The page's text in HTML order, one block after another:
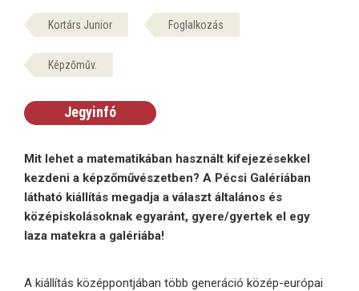
Kortárs Junior Foglalkozás
Képzőműv.
Jegyinfó
Mit lehet a matematikában használt kifejezésekkel
kezdeni a képzőművészetben? A Pécsi Galériában
látható kiállítás megadja a választ általános és
középiskolásoknak egyaránt, gyere/gyertek el egy
laza matekra a galériába!
A kiállítás középpontjában több generáció közép-európai